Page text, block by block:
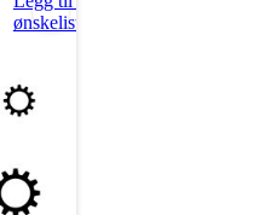
ønskeliste